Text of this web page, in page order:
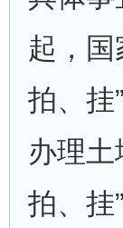
起，
拍、挂
办理
拍、挂